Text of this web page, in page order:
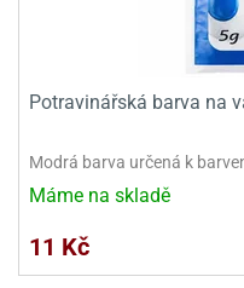
Potravinářská barva na
Modrá barva určená k
Máme na skladě
11 Kč